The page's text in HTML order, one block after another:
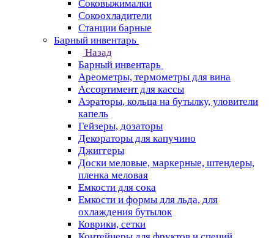
Соковыжималки
Сокоохладители
Станции барные
Барный инвентарь
Назад
Барный инвентарь
Ареометры, термометры для вина
Ассортимент для кассы
Аэраторы, кольца на бутылку, уловители
капель
Гейзеры, дозаторы
Декораторы для капучино
Джиггеры
Доски меловые, маркерные, штендеры,
пленка меловая
Емкости для сока
Емкости и формы для льда, для
охлаждения бутылок
Коврики, сетки